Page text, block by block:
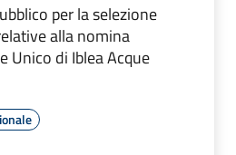
per la selezione
alla nomina
Unico di Iblea Acque